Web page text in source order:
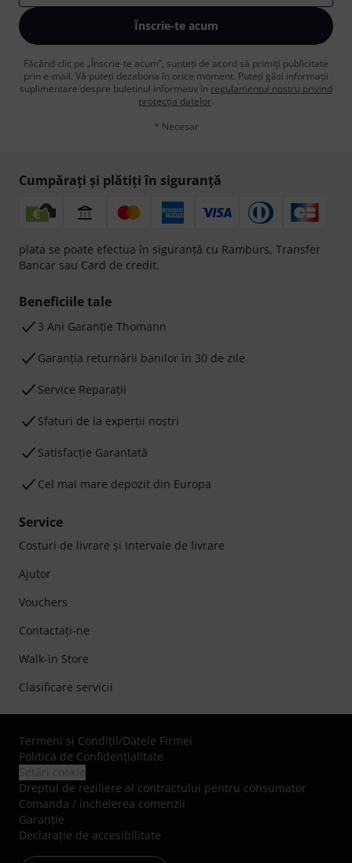
Înscrie-te acum
Făcând clic pe „Înscrie-te acum”, sunteți de acord să primiți publicitate
prin e-mail. Vă puteți dezabona în orice moment. Puteți găsi informații
suplimentare despre buletinul informativ în regulamentul nostru privind
protecția datelor.
* Necesar
Cumpărați și plătiți în siguranță
plata se poate efectua în siguranță cu Ramburs, Transfer
Bancar sau Card de credit.
Beneficiile tale
3 Ani Garanție Thomann
Garanţia returnării banilor în 30 de zile
Service Reparații
Sfaturi de la experții noștri
Satisfacție Garantată
Cel mai mare depozit din Europa
Service
Costuri de livrare şi Intervale de livrare
Ajutor
Vouchers
Contactaţi-ne
Walk-in Store
Clasificare servicii
Termeni şi Condiţii/Datele Firmei
Politica de Confidenţialitate
Dreptul de reziliere al contractului pentru consumator
Comanda / incheierea comenzii
Garanție
Declarație de accesibilitate